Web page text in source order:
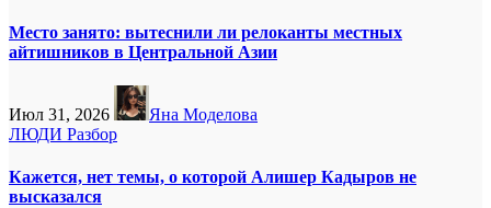
Место занято: вытеснили ли релоканты местных
айтишников в Центральной Азии
Июл 31, 2026
Яна Моделова
ЛЮДИ Разбор
Кажется, нет темы, о которой Алишер Кадыров не
высказался